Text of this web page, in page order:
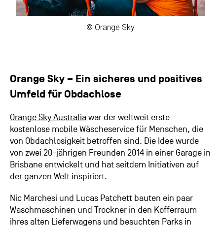
© Orange Sky
Orange Sky – Ein sicheres und positives
Umfeld für Obdachlose
Orange Sky Australiawar der weltweit erste
kostenlose mobile Wäscheservice für Menschen, die
von Obdachlosigkeit betroffen sind. Die Idee wurde
von zwei 20-jährigen Freunden 2014 in einer Garage in
Brisbane entwickelt und hat seitdem Initiativen auf
der ganzen Welt inspiriert.
Nic Marchesi und Lucas Patchett bauten ein paar
Waschmaschinen und Trockner in den Kofferraum
ihres alten Lieferwagens und besuchten Parks in